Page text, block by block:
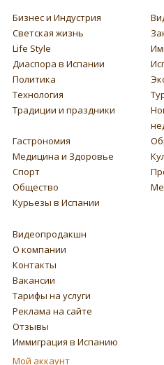
Бизнес и Индустрия
Светская жизнь
Life Style
Диаспора в Испании
Политика
Технология
Традиции и праздники
Гастрономия
Медицина и Здоровье
Спорт
Общество
Курьезы в Испании
Видеопродакшн
О компании
Контакты
Вакансии
Тарифы на услуги
Реклама на сайте
Отзывы
Иммиграция в Испанию
Мой аккаунт